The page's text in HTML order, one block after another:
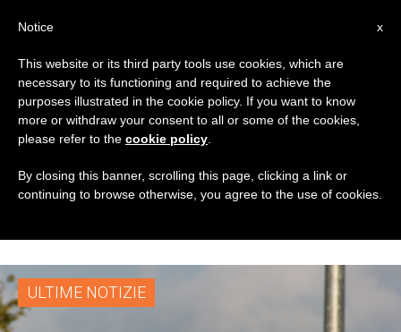
TAG
Posts Tagged
‘riscaldamento
ULTIME NOTIZIE
x
Notice
This website or its third party tools use cookies, which are
necessary to its functioning and required to achieve the
purposes illustrated in the cookie policy. If you want to know
more or withdraw your consent to all or some of the cookies,
please refer to the cookie policy
By closing this banner, scrolling this page, clicking a link or
continuing to browse otherwise, you agree to the use of cookies.